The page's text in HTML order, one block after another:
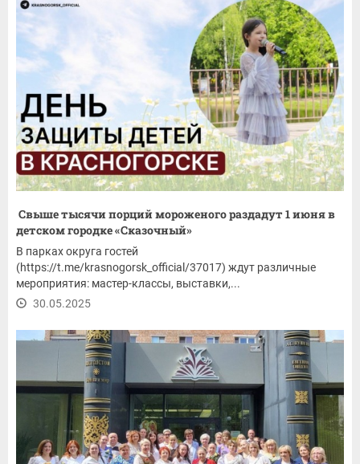
Свыше тысячи порций мороженого раздадут 1 июня в
детском городке «Сказочный»
В парках округа гостей
(https://t.me/krasnogorsk_official/37017) ждут различные
мероприятия: мастер-классы, выставки,...
30.05.2025